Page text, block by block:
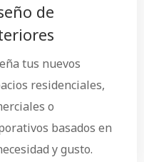
de
tus nuevos
residenciales,
o
basados en
y gusto.